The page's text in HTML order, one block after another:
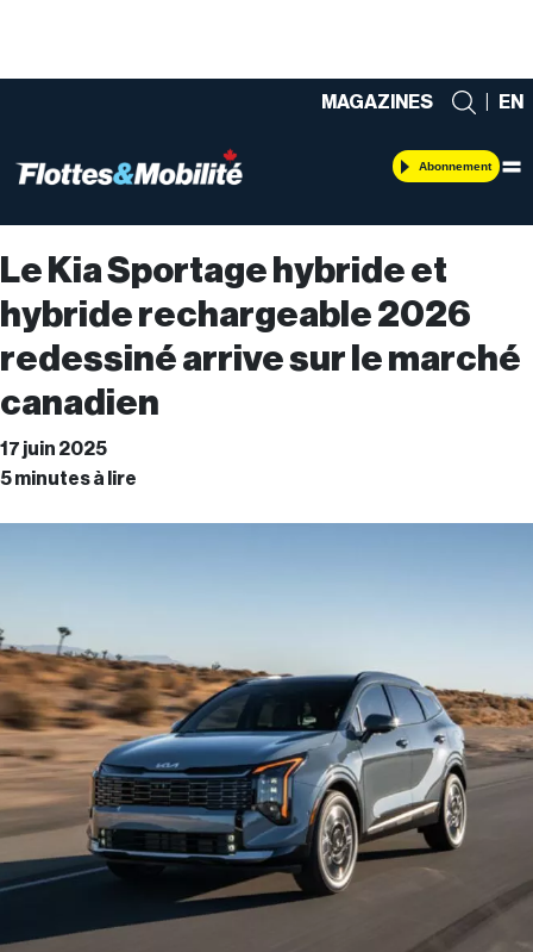
MAGAZINES EN
Abonnement
Le Kia Sportage hybride et
hybride rechargeable 2026
redessiné arrive sur le marché
canadien
17 juin 2025
5 minutes à lire